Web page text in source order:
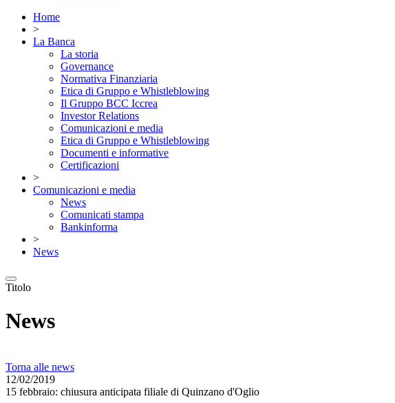
Home
>
La Banca
La storia
Governance
Normativa Finanziaria
Etica di Gruppo e Whistleblowing
Il Gruppo BCC Iccrea
Investor Relations
Comunicazioni e media
Etica di Gruppo e Whistleblowing
Documenti e informative
Certificazioni
>
Comunicazioni e media
News
Comunicati stampa
Bankinforma
>
News
Titolo
News
Torna alle news
12/02/2019
15 febbraio: chiusura anticipata filiale di Quinzano d'Oglio